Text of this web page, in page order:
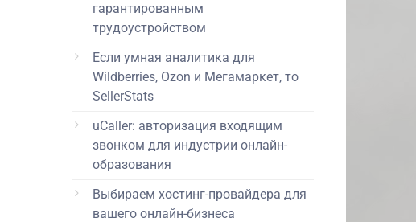
гарантированным
трудоустройством
Если умная аналитика для
Wildberries, Ozon и Мегамаркет, то
SellerStats
uCaller: авторизация входящим
звонком для индустрии онлайн-
образования
Выбираем хостинг-провайдера для
вашего онлайн-бизнеса